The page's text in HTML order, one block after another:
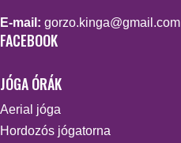
E-mail: gorzo.kinga@gmail.com
FACEBOOK
JÓGA ÓRÁK
Aerial jóga
Hordozós jógatorna